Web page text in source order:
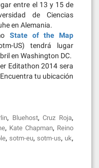
entre el 13 y 15 de
de Ciencias
en Alemania.
State of the Map
US) tendrá lugar
en Washington DC.
Editathon 2014 sera
tu ubicación
, Bluehost,Cruz Roja,
, Kate Chapman, Reino
, sotm-eu, sotm-us, uk,